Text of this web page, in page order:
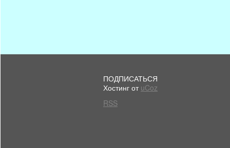
ПОДПИСАТЬСЯ
Хостинг от uCoz
RSS